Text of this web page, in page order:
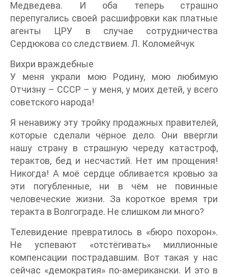
Медведева. И оба теперь страшно
перепугались своей расшифровки как платные
агенты ЦРУ в случае сотрудничества
Сердюкова со следствием. Л. Коломейчук
Вихри враждебные
У меня украли мою Родину, мою любимую
Отчизну – СССР – у меня, у моих детей, у всего
советского народа!
Я ненавижу эту тройку продажных правителей,
которые сделали чёрное дело. Они ввергли
нашу страну в страшную череду катастроф,
терактов, бед и несчастий. Нет им прощения!
Никогда! А моё сердце обливается кровью за
эти погубленные, ни в чём не повинные
человеческие жизни. За короткое время три
теракта в Волгограде. Не слишком ли много?
Телевидение превратилось в «бюро похорон».
Не успевают «отстёгивать» миллионные
компенсации пострадавшим. Вот такая у нас
сейчас «демократия» по-американски. И это в